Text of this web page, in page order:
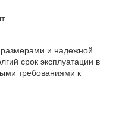
и надежной
срок эксплуатации в
требованиями к